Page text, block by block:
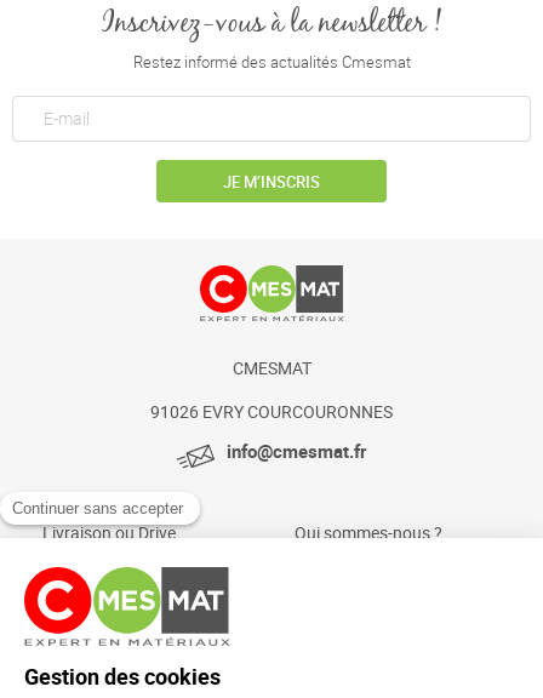
Inscrivez-vous à la newsletter !
Restez informé des actualités Cmesmat
JE M’INSCRIS
CMESMAT
91026 EVRY COURCOURONNES
info@cmesmat.fr
Livraison ou Drive
Paiement sécurisé
Foire aux questions
Qui sommes-nous ?